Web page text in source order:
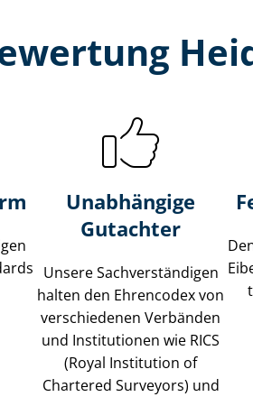
Unabhängige
Gutachter
Unsere Sach­ver­stän­di­gen
halten den Ehrencodex von
verschiedenen Verbänden
und Institutionen wie RICS
(Royal Institution of
Chartered Surveyors) und